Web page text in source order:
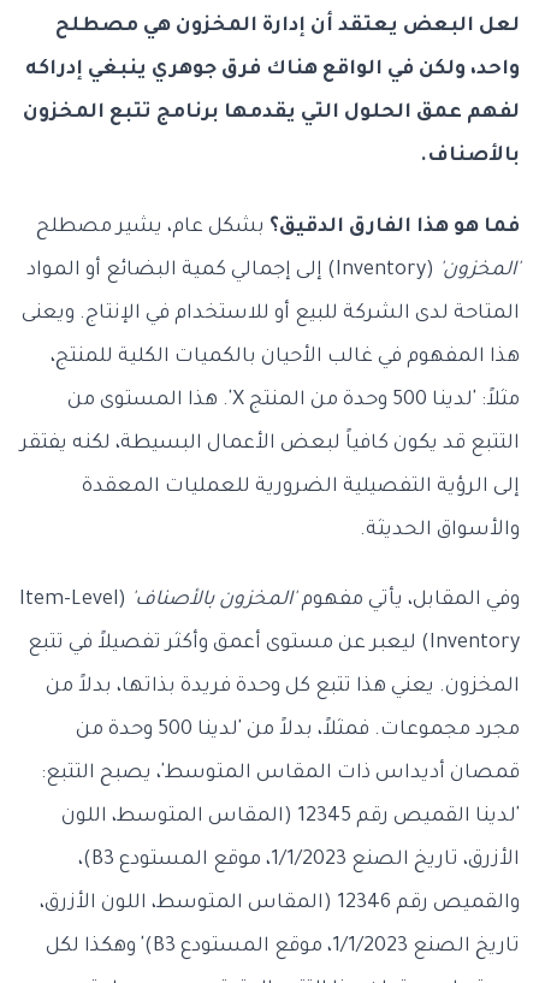
لعل البعض يعتقد أن إدارة المخزون هي مصطلح
واحد، ولكن في الواقع هناك فرق جوهري ينبغي إدراكه
لفهم عمق الحلول التي يقدمها برنامج تتبع المخزون
بالأصناف.
فما هو هذا الفارق الدقيق؟ بشكل عام، يشير مصطلح
'المخزون'
(Inventory) إلى إجمالي كمية البضائع أو المواد
المتاحة لدى الشركة للبيع أو للاستخدام في الإنتاج. ويعنى
هذا المفهوم في غالب الأحيان بالكميات الكلية للمنتج،
مثلاً: 'لدينا 500 وحدة من المنتج X'. هذا المستوى من
التتبع قد يكون كافياً لبعض الأعمال البسيطة، لكنه يفتقر
إلى الرؤية التفصيلية الضرورية للعمليات المعقدة
والأسواق الحديثة.
وفي المقابل، يأتي مفهوم'المخزون بالأصناف'
(Item-Level
Inventory) ليعبر عن مستوى أعمق وأكثر تفصيلاً في تتبع
المخزون. يعني هذا تتبع كل وحدة فريدة بذاتها، بدلاً من
مجرد مجموعات. فمثلاً، بدلاً من 'لدينا 500 وحدة من
قمصان أديداس ذات المقاس المتوسط'، يصبح التتبع:
'لدينا القميص رقم 12345 (المقاس المتوسط، اللون
الأزرق، تاريخ الصنع 1/1/2023، موقع المستودع B3)،
والقميص رقم 12346 (المقاس المتوسط، اللون الأزرق،
تاريخ الصنع 1/1/2023، موقع المستودع B3)' وهكذا لكل